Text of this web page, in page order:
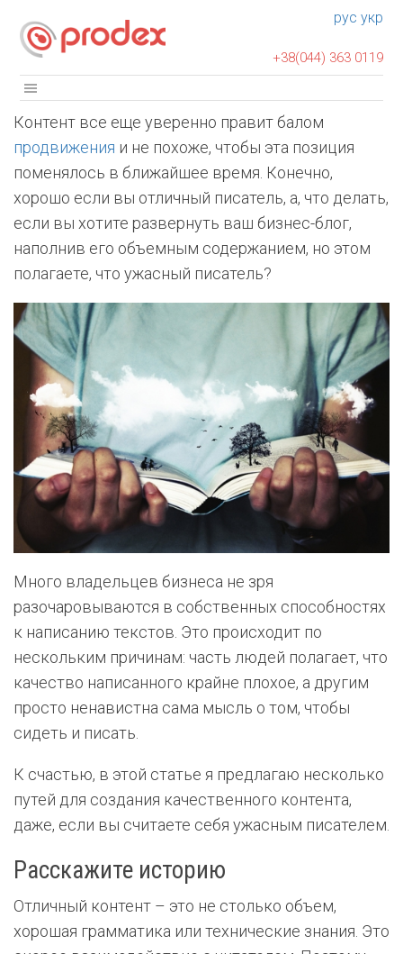
рус укр
+38(044) 363 0119
Контент все еще уверенно правит балом
продвижения и не похоже, чтобы эта позиция
поменялось в ближайшее время. Конечно,
хорошо если вы отличный писатель, а, что делать,
если вы хотите развернуть ваш бизнес-блог,
наполнив его объемным содержанием, но этом
полагаете, что ужасный писатель?
Много владельцев бизнеса не зря
разочаровываются в собственных способностях
к написанию текстов. Это происходит по
нескольким причинам: часть людей полагает, что
качество написанного крайне плохое, а другим
просто ненавистна сама мысль о том, чтобы
сидеть и писать.
К счастью, в этой статье я предлагаю несколько
путей для создания качественного контента,
даже, если вы считаете себя ужасным писателем.
Расскажите историю
Отличный контент – это не столько объем,
хорошая грамматика или технические знания. Это